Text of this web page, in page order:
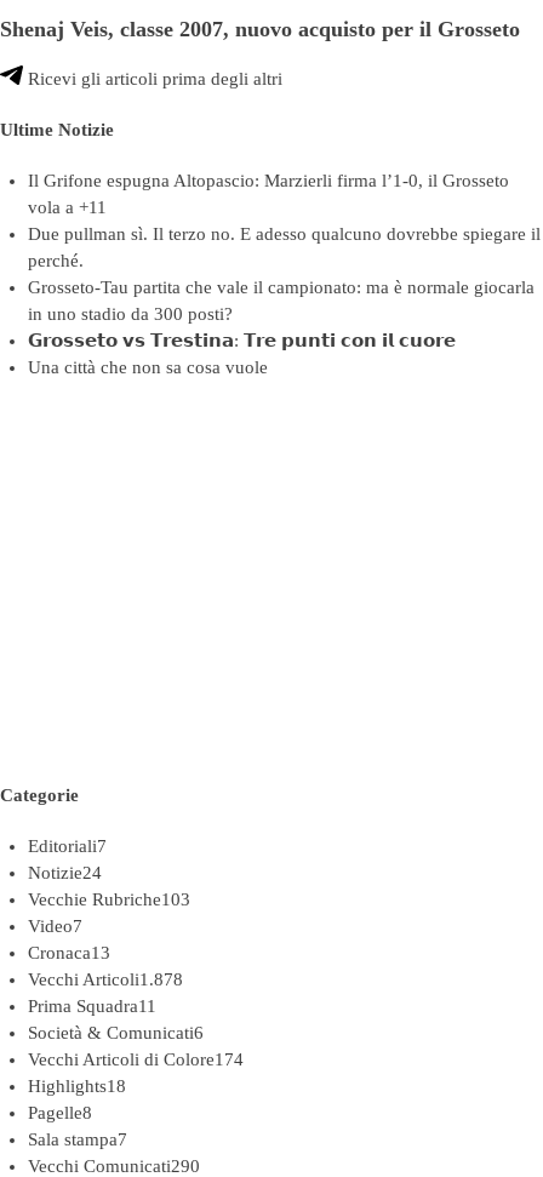
Shenaj Veis, classe 2007, nuovo acquisto per il Grosseto
Ricevi gli articoli prima degli altri
Ultime Notizie
Il Grifone espugna Altopascio: Marzierli firma l’1-0, il Grosseto
vola a +11
Due pullman sì. Il terzo no. E adesso qualcuno dovrebbe spiegare il
perché.
Grosseto-Tau partita che vale il campionato: ma è normale giocarla
in uno stadio da 300 posti?
𝗚𝗿𝗼𝘀𝘀𝗲𝘁𝗼 𝘃𝘀 𝗧𝗿𝗲𝘀𝘁𝗶𝗻𝗮: 𝗧𝗿𝗲 𝗽𝘂𝗻𝘁𝗶 𝗰𝗼𝗻 𝗶𝗹 𝗰𝘂𝗼𝗿𝗲
Una città che non sa cosa vuole
Categorie
Editoriali7
Notizie24
Vecchie Rubriche103
Video7
Cronaca13
Vecchi Articoli1.878
Prima Squadra11
Società & Comunicati6
Vecchi Articoli di Colore174
Highlights18
Pagelle8
Sala stampa7
Vecchi Comunicati290